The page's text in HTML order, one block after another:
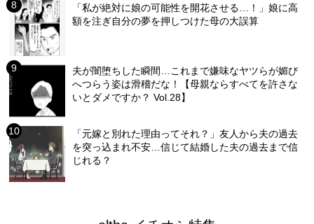
「私が絶対に娘の可能性を開花させる…！」娘に高
額を注ぎ自分の夢を押しつけた母の大誤算
夫が闇堕ちした瞬間…これまで嫌味なヤツらが媚び
へつらう姿は滑稽だな！【母親ならすべてを許さな
いとダメですか？ Vol.28】
「元嫁と別れた理由ってそれ？」友人から夫の過去
を突っ込まれ不安…信じて結婚した夫の過去まで信
じれる？